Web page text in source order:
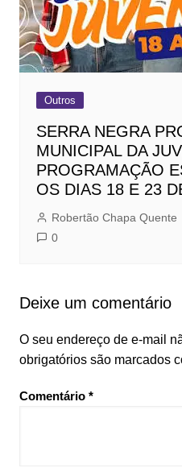
Outros
SERRA NEGRA
MUNICIPAL DA
PROGRAMAÇÃO
OS DIAS 18 E 23
Robertão Chapa Quente
0
Deixe um comentário
O seu endereço de e-mail
obrigatórios são marcados
Comentário *